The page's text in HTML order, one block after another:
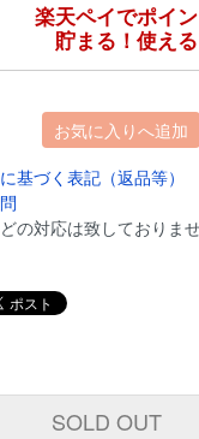
お気に入りへ追加
基づく表記（返品等）
の対応は致しておりま
SOLD OUT